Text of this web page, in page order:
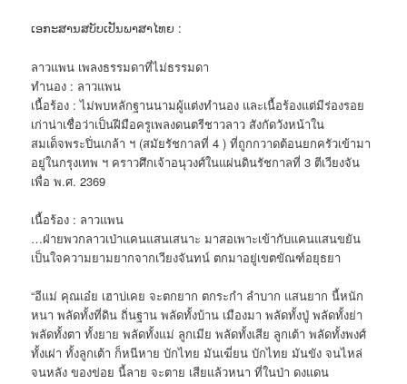
ເອກະສານສບັບເປັນພາສາໄທຍ :
ลาวแพน เพลงธรรมดาที่ไม่ธรรมดา
ทำนอง : ลาวแพน
เนื้อร้อง : ไม่พบหลักฐานนามผู้แต่งทำนอง และเนื้อร้องแต่มีร่องรอย
เก่าน่าเชื่อว่าเป็นฝีมือครูเพลงดนตรีชาวลาว สังกัดวังหน้าใน
สมเด็จพระปิ่นเกล้า ฯ (สมัยรัชกาลที่ 4 ) ที่ถูกกวาดต้อนยกครัวเข้ามา
อยู่ในกรุงเทพ ฯ คราวศึกเจ้าอนุวงศ์ในแผ่นดินรัชกาลที่ 3 ตีเวียงจัน
เพื่อ พ.ศ. 2369
เนื้อร้อง : ลาวแพน
…ฝ่ายพวกลาวเป่าแคนแสนเสนาะ มาสอเพาะเข้ากับแคนแสนขยัน
เป็นใจความยามยากจากเวียงจันทน์ ตกมาอยู่เขตขัณฑ์อยุธยา
“อีแม่ คุณเอ๋ย เฮาบ่เคย จะตกยาก ตกระกำ ลำบาก แสนยาก นี้หนัก
หนา พลัดทั้งที่ดิน ถิ่นฐาน พลัดทั้งบ้าน เมืองมา พลัดทั้งปู่ พลัดทั้งย่า
พลัดทั้งตา ทั้งยาย พลัดทั้งแม่ ลูกเมีย พลัดทั้งเสีย ลูกเต้า พลัดทั้งพงศ์
ทั้งเผ่า ทั้งลูกเต้า ก็หนีหาย บักไทย มันเฆี่ยน บักไทย มันขัง จนไหล่
จนหลัง ของข่อย นี้ลาย จะตาย เสียแล้วหนา ที่ในป่า ดงแดน